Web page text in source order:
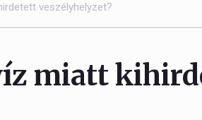
veszélyhelyzet?
miatt